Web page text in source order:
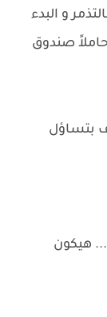
و البدء
صندوق
بتساؤل
هيكون